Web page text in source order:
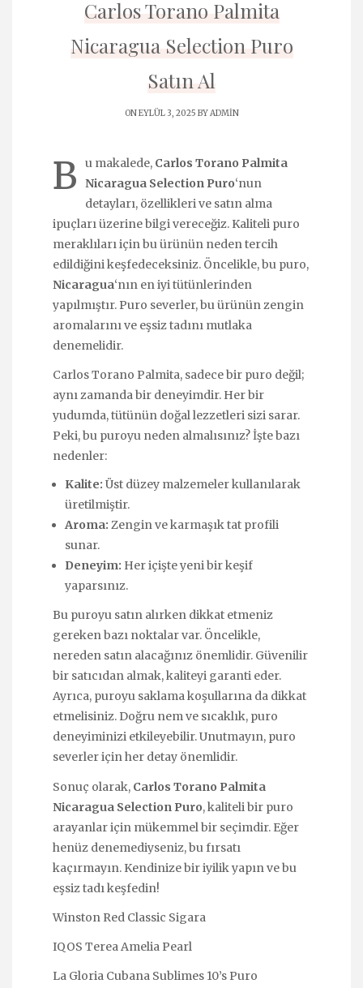
Carlos Torano Palmita
Nicaragua Selection Puro
Satın Al
ON EYLÜL 3, 2025 BYADMIN
B u makalede, Carlos Torano Palmita
Nicaragua Selection Puro‘nun
detayları, özellikleri ve satın alma
ipuçları üzerine bilgi vereceğiz. Kaliteli puro
meraklıları için bu ürünün neden tercih
edildiğini keşfedeceksiniz. Öncelikle, bu puro,
Nicaragua‘nın en iyi tütünlerinden
yapılmıştır. Puro severler, bu ürünün zengin
aromalarını ve eşsiz tadını mutlaka
denemelidir.
Carlos Torano Palmita, sadece bir puro değil;
aynı zamanda bir deneyimdir. Her bir
yudumda, tütünün doğal lezzetleri sizi sarar.
Peki, bu puroyu neden almalısınız? İşte bazı
nedenler:
Kalite: Üst düzey malzemeler kullanılarak
üretilmiştir.
Aroma: Zengin ve karmaşık tat profili
sunar.
Deneyim: Her içişte yeni bir keşif
yaparsınız.
Bu puroyu satın alırken dikkat etmeniz
gereken bazı noktalar var. Öncelikle,
nereden satın alacağınız önemlidir. Güvenilir
bir satıcıdan almak, kaliteyi garanti eder.
Ayrıca, puroyu saklama koşullarına da dikkat
etmelisiniz. Doğru nem ve sıcaklık, puro
deneyiminizi etkileyebilir. Unutmayın, puro
severler için her detay önemlidir.
Sonuç olarak, Carlos Torano Palmita
Nicaragua Selection Puro, kaliteli bir puro
arayanlar için mükemmel bir seçimdir. Eğer
henüz denemediyseniz, bu fırsatı
kaçırmayın. Kendinize bir iyilik yapın ve bu
eşsiz tadı keşfedin!
Winston Red Classic Sigara
IQOS Terea Amelia Pearl
La Gloria Cubana Sublimes 10’s Puro